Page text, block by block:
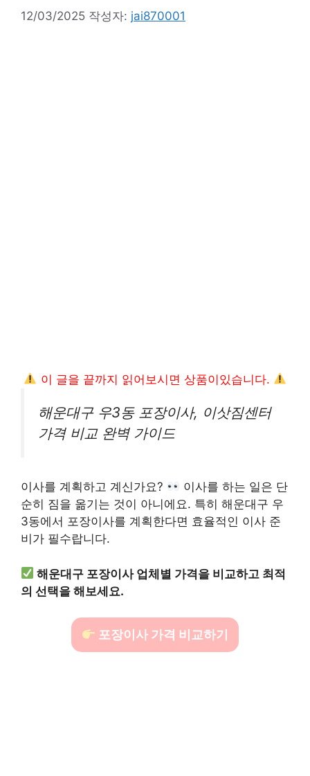
12/03/2025 작성자: jai870001
이 글을 끝까지 읽어보시면 상품이있습니다.
해운대구 우3동 포장이사, 이삿짐센터
가격 비교 완벽 가이드
이사를 계획하고 계신가요?
이사를 하는 일은 단
순히 짐을 옮기는 것이 아니에요. 특히 해운대구 우
3동에서 포장이사를 계획한다면 효율적인 이사 준
비가 필수랍니다.
해운대구 포장이사 업체별 가격을 비교하고 최적
의 선택을 해보세요.
포장이사 가격 비교하기